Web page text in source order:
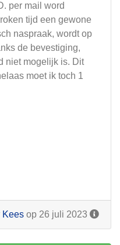
per mail word
tijd een gewone
naspraak, wordt op
de bevestiging,
niet mogelijk is. Dit
moet ik toch 1
Kees op 26 juli 2023